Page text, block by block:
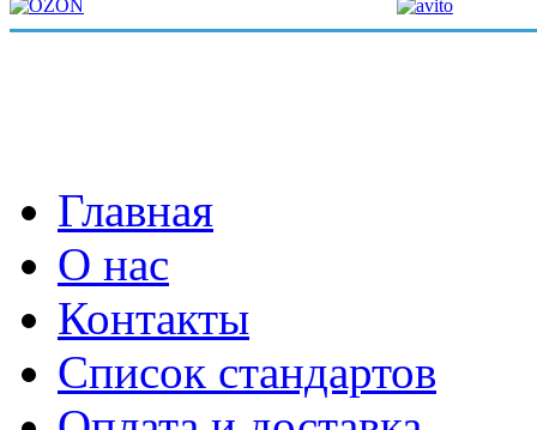
Главная
О нас
Контакты
Список стандартов